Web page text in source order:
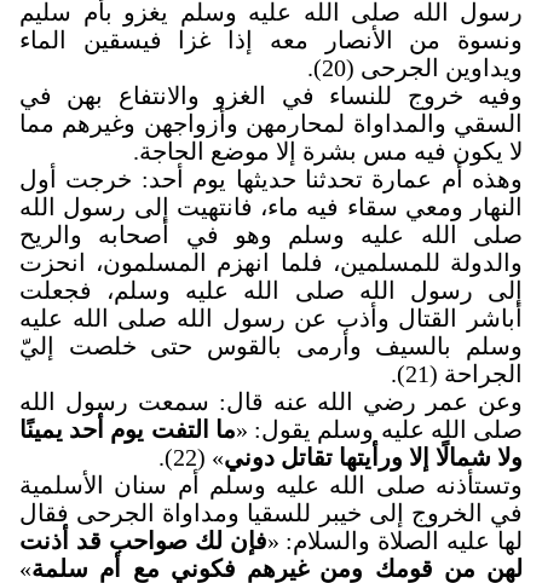
رسول الله صلى الله عليه وسلم يغزو بأم سليم
ونسوة من الأنصار معه إذا غزا فيسقين الماء
ويداوين الجرحى (20).
وفيه خروج للنساء في الغزو والانتفاع بهن في
السقي والمداواة لمحارمهن وأزواجهن وغيرهم مما
لا يكون فيه مس بشرة إلا موضع الحاجة.
وهذه أم عمارة تحدثنا حديثها يوم أحد: خرجت أول
النهار ومعي سقاء فيه ماء، فانتهيت إلى رسول الله
صلى الله عليه وسلم وهو في أصحابه والريح
والدولة للمسلمين، فلما انهزم المسلمون، انحزت
إلى رسول الله صلى الله عليه وسلم، فجعلت
أباشر القتال وأذب عن رسول الله صلى الله عليه
وسلم بالسيف وأرمى بالقوس حتى خلصت إليّ
الجراحة (21).
وعن عمر رضي الله عنه قال: سمعت رسول الله
صلى الله عليه وسلم يقول: «ما التفت يوم أحد يمينًا
ولا شمالًا إلا ورأيتها تقاتل دوني» (22).
وتستأذنه صلى الله عليه وسلم أم سنان الأسلمية
في الخروج إلى خيبر للسقيا ومداواة الجرحى فقال
لها عليه الصلاة والسلام: «فإن لك صواحب قد أذنت
لهن من قومك ومن غيرهم فكوني مع أم سلمة»